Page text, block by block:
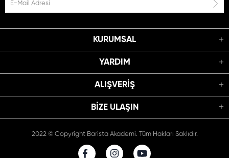
KURUMSAL
YARDIM
ALIŞVERİŞ
BIZE ULAŞIN